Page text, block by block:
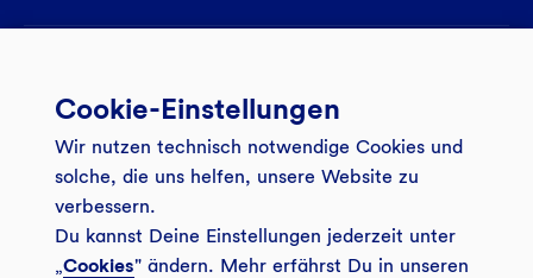
Banking App
Service
Onlinebanking Login
Sicheres Banking
Unsere Angebote
Girokonto
Mitgliederkonto
Wo wirkt die GLS?
Weitersagen
Kundenmagazin Bankspiegel
Cookie-Einstellungen
Wir nutzen technisch notwendige Cookies und
solche, die uns helfen, unsere Website zu
verbessern.
Du kannst Deine Einstellungen jederzeit unter
„Cookies" ändern. Mehr erfährst Du in unseren